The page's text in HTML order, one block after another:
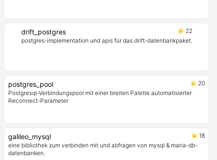
drift_postgres
22
postgres-implementation und apis für das drift-datenbankpaket.
postgres_pool
20
Postgresql-Verbindungspool mit einer breiten Palette automatisierter
Reconnect-Parameter
galileo_mysql
18
eine bibliothek zum verbinden mit und abfragen von mysql & maria-db-
datenbanken.